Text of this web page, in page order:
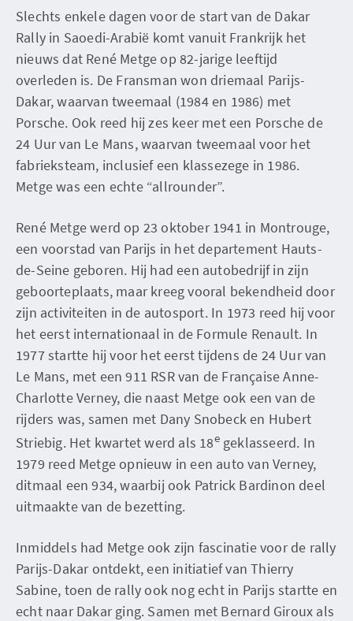
Slechts enkele dagen voor de start van de Dakar
Rally in Saoedi-Arabië komt vanuit Frankrijk het
nieuws dat René Metge op 82-jarige leeftijd
overleden is. De Fransman won driemaal Parijs-
Dakar, waarvan tweemaal (1984 en 1986) met
Porsche. Ook reed hij zes keer met een Porsche de
24 Uur van Le Mans, waarvan tweemaal voor het
fabrieksteam, inclusief een klassezege in 1986.
Metge was een echte “allrounder”.
René Metge werd op 23 oktober 1941 in Montrouge,
een voorstad van Parijs in het departement Hauts-
de-Seine geboren. Hij had een autobedrijf in zijn
geboorteplaats, maar kreeg vooral bekendheid door
zijn activiteiten in de autosport. In 1973 reed hij voor
het eerst internationaal in de Formule Renault. In
1977 startte hij voor het eerst tijdens de 24 Uur van
Le Mans, met een 911 RSR van de Française Anne-
Charlotte Verney, die naast Metge ook een van de
rijders was, samen met Dany Snobeck en Hubert
Striebig. Het kwartet werd als 18egeklasseerd. In
1979 reed Metge opnieuw in een auto van Verney,
ditmaal een 934, waarbij ook Patrick Bardinon deel
uitmaakte van de bezetting.
Inmiddels had Metge ook zijn fascinatie voor de rally
Parijs-Dakar ontdekt, een initiatief van Thierry
Sabine, toen de rally ook nog echt in Parijs startte en
echt naar Dakar ging. Samen met Bernard Giroux als